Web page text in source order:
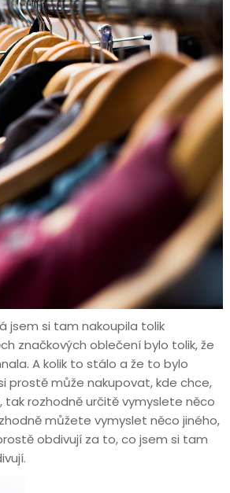
jsem si tam nakoupila tolik
značkových oblečení bylo tolik, že
A kolik to stálo a že to bylo
prostě může nakupovat, kde chce,
rozhodně určitě vymyslete něco
můžete vymyslet něco jiného,
obdivují za to, co jsem si tam